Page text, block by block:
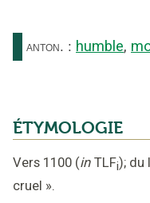
anton. : humble,
ÉTYMOLOGIE
Vers 1100 (in TLFi); du
cruel ».